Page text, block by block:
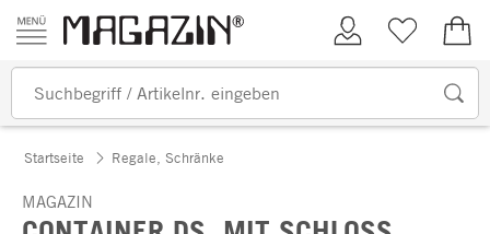
Zum Inhalt springen
Kundenkonto
Merkliste
Startseite Regale, Schränke
MAGAZIN